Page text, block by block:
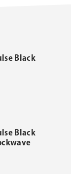
Black
Black